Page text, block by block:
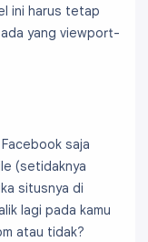
ini harus tetap
yang viewport-
saja
(setidaknya
situsnya di
lagi pada kamu
atau tidak?